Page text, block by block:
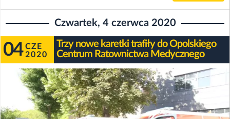
Czwartek, 4 czerwca 2020
04 CZE
2020
Trzy nowe karetki trafiły do Opolskiego
Centrum Ratownictwa Medycznego